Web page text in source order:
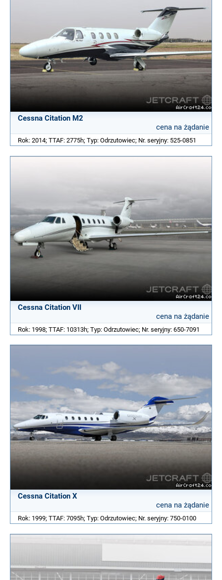
Cessna Citation M2
cena na żądanie
Rok: 2014; TTAF: 2775h; Typ: Odrzutowiec; Nr. seryjny: 525-0851
Cessna Citation VII
cena na żądanie
Rok: 1998; TTAF: 10313h; Typ: Odrzutowiec; Nr. seryjny: 650-7091
Cessna Citation X
cena na żądanie
Rok: 1999; TTAF: 7095h; Typ: Odrzutowiec; Nr. seryjny: 750-0100